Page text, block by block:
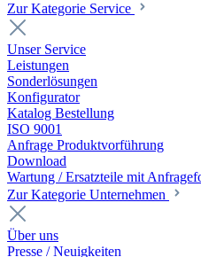
Zur Kategorie Service
Unser Service
Leistungen
Sonderlösungen
Konfigurator
Katalog Bestellung
ISO 9001
Anfrage Produktvorführung
Download
Wartung / Ersatzteile mit
Zur Kategorie Unternehmen
Über uns
Presse / Neuigkeiten